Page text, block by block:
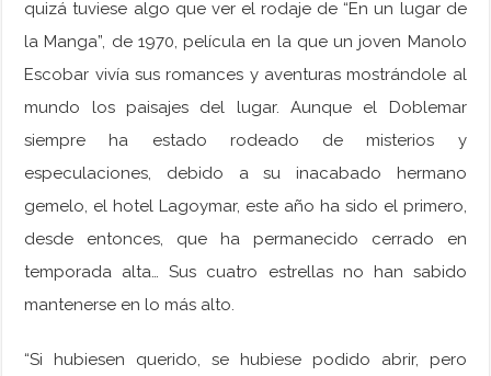
quizá tuviese algo que ver el rodaje de “En un lugar de
la Manga”, de 1970, película en la que un joven Manolo
Escobar vivía sus romances y aventuras mostrándole al
mundo los paisajes del lugar. Aunque el Doblemar
siempre ha estado rodeado de misterios y
especulaciones, debido a su inacabado hermano
gemelo, el hotel Lagoymar, este año ha sido el primero,
desde entonces, que ha permanecido cerrado en
temporada alta… Sus cuatro estrellas no han sabido
mantenerse en lo más alto.
“Si hubiesen querido, se hubiese podido abrir, pero